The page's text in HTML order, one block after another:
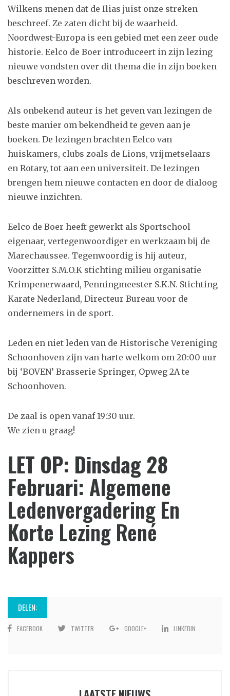
Wilkens menen dat de Ilias juist onze streken
beschreef. Ze zaten dicht bij de waarheid.
Noordwest-Europa is een gebied met een zeer oude
historie. Eelco de Boer introduceert in zijn lezing
nieuwe vondsten over dit thema die in zijn boeken
beschreven worden.
Als onbekend auteur is het geven van lezingen de
beste manier om bekendheid te geven aan je
boeken. De lezingen brachten Eelco van
huiskamers, clubs zoals de Lions, vrijmetselaars
en Rotary, tot aan een universiteit. De lezingen
brengen hem nieuwe contacten en door de dialoog
nieuwe inzichten.
Eelco de Boer heeft gewerkt als Sportschool
eigenaar, vertegenwoordiger en werkzaam bij de
Marechaussee. Tegenwoordig is hij auteur,
Voorzitter S.M.O.K stichting milieu organisatie
Krimpenerwaard, Penningmeester S.K.N. Stichting
Karate Nederland, Directeur Bureau voor de
ondernemers in de sport.
Leden en niet leden van de Historische Vereniging
Schoonhoven zijn van harte welkom om 20:00 uur
bij ‘BOVEN’ Brasserie Springer, Opweg 2A te
Schoonhoven.
De zaal is open vanaf 19:30 uur.
We zien u graag!
LET OP: Dinsdag 28
Februari: Algemene
Ledenvergadering En
Korte Lezing René
Kappers
DELEN:
FACEBOOK TWITTER GOOGLE+ LINKEDIN